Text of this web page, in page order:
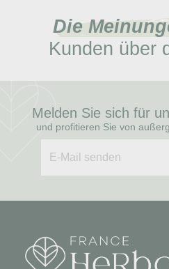
Die
Kunden über
Melden Sie sich für
und profitieren Sie von